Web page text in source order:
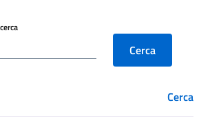
Cerca
Cerca